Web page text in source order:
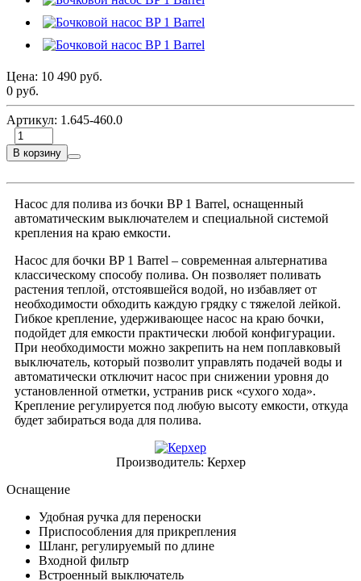
Цена: 10 490 руб.
0 руб.
Артикул: 1.645-460.0
В корзину
Насос для полива из бочки BP 1 Barrel, оснащенный
автоматическим выключателем и специальной системой
крепления на краю емкости.
Насос для бочки BP 1 Barrel – современная альтернатива
классическому способу полива. Он позволяет поливать
растения теплой, отстоявшейся водой, но избавляет от
необходимости обходить каждую грядку с тяжелой лейкой.
Гибкое крепление, удерживающее насос на краю бочки,
подойдет для емкости практически любой конфигурации.
При необходимости можно закрепить на нем поплавковый
выключатель, который позволит управлять подачей воды и
автоматически отключит насос при снижении уровня до
установленной отметки, устранив риск «сухого хода».
Крепление регулируется под любую высоту емкости, откуда
будет забираться вода для полива.
Производитель: Керхер
Оснащение
Удобная ручка для переноски
Приспособления для прикрепления
Шланг, регулируемый по длине
Входной фильтр
Встроенный выключатель